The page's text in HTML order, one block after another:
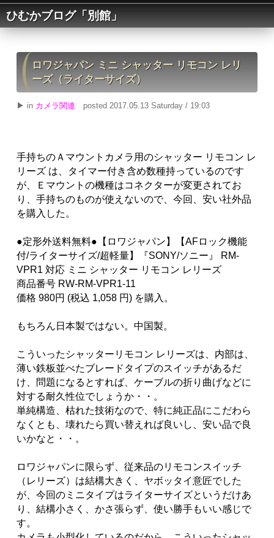
ひむかブログ「別館」
ロワジャパン ミニ シャッター リモコン レリ
ーズ（ライターサイズ）
▶ in カメラ関連 posted 2017.05.13 Saturday / 19:03
手持ちのＡマウントカメラ用のシャッター リモコン レ
リーズ は、タイマー付き含め数種持っているのです
が、Ｅマウントの機種はコネクターが変更されてお
り、手持ちのものが使えないので、今回、安い社外品
を購入した。
●定形外送料無料●【ロワジャパン】【AFロック機能
付/ライターサイズ/超軽量】『SONY/ソニー』 RM-
VPR1 対応 ミニ シャッター リモコン レリーズ
商品番号 RW-RM-VPR1-11
価格 980円 (税込 1,058 円) を購入。
もちろん日本製ではない。中国製。
こういったシャッターリモコン レリーズは、内部は、
薄い鉄板並べたブレードタイプのスイッチがあるだ
け、問題になるとすれば、ケーブルの折り曲げなどに
対する耐久性位でしょうか・・。
単純構造、枯れた技術なので、特に純正品にこだわら
なくとも、壊れたら買い替えれば良いし、安い品で良
いかなと・・。
ロワジャパンに限らず、従来品のリモコンスイッチ
（レリーズ）は結構大きく、ヤボッタイ意匠でした
が、今回のミニタイプはライターサイズというだけあ
り、結構小さく、かさ張らず、使い勝手もいい感じで
す。